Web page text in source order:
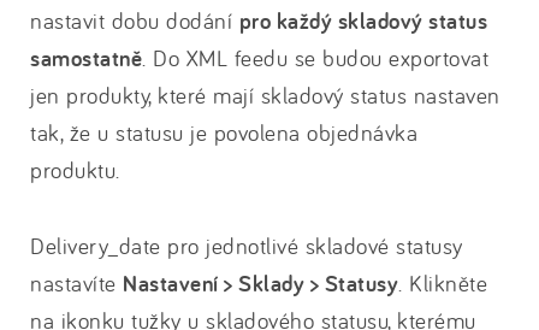
nastavit dobu dodání pro každý skladový status
samostatně. Do XML feedu se budou exportovat
jen produkty, které mají skladový status nastaven
tak, že u statusu je povolena objednávka
produktu.
Delivery_date pro jednotlivé skladové statusy
nastavíte Nastavení > Sklady > Statusy. Klikněte
na ikonku tužky u skladového statusu, kterému